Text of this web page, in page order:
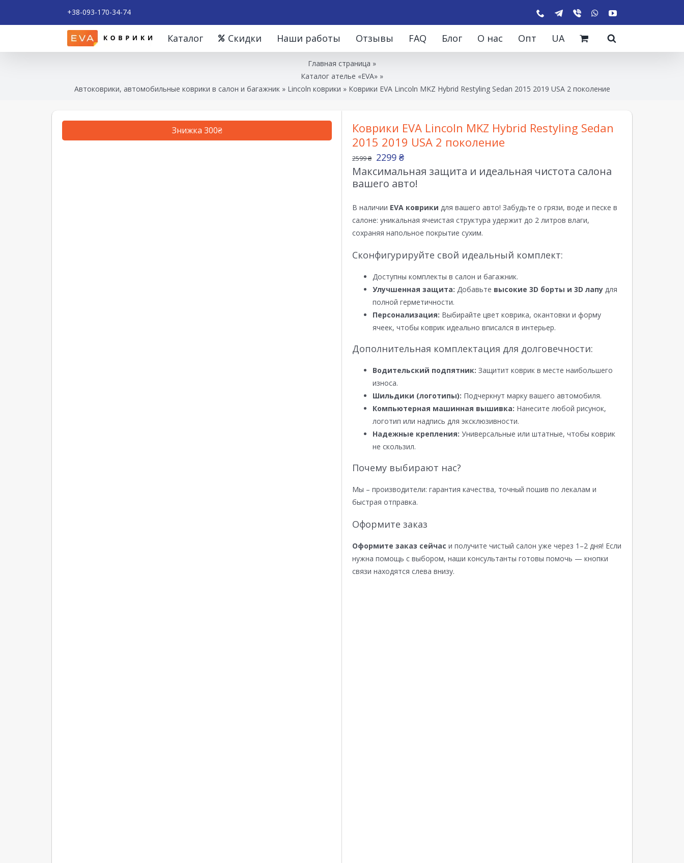
+38-093-170-34-74
Каталог Скидки Наши работы Отзывы FAQ Блог О нас Опт UA
Главная страница »
Каталог ателье «EVA» »
Автоковрики, автомобильные коврики в салон и багажник» Lincoln коврики » Коврики EVA Lincoln MKZ Hybrid Restyling Sedan 2015 2019 USA 2 поколение
Знижка 300₴
Коврики EVA Lincoln MKZ Hybrid Restyling Sedan
2015 2019 USA 2 поколение
2599₴ 2299 ₴
Максимальная защита и идеальная чистота салона
вашего авто!
В наличии EVA коврики для вашего авто! Забудьте о грязи, воде и песке в
салоне: уникальная ячеистая структура удержит до 2 литров влаги,
сохраняя напольное покрытие сухим.
Сконфигурируйте свой идеальный комплект:
Доступны комплекты в салон и багажник.
Улучшенная защита: Добавьте высокие 3D борты и 3D лапу для
полной герметичности.
Персонализация: Выбирайте цвет коврика, окантовки и форму
ячеек, чтобы коврик идеально вписался в интерьер.
Дополнительная комплектация для долговечности:
Водительский подпятник: Защитит коврик в месте наибольшего
износа.
Шильдики (логотипы): Подчеркнут марку вашего автомобиля.
Компьютерная машинная вышивка: Нанесите любой рисунок,
логотип или надпись для эксклюзивности.
Надежные крепления: Универсальные или штатные, чтобы коврик
не скользил.
Почему выбирают нас?
Мы – производители: гарантия качества, точный пошив по лекалам и
быстрая отправка.
Оформите заказ
Оформите заказ сейчас и получите чистый салон уже через 1–2 дня! Если
нужна помощь с выбором, наши консультанты готовы помочь — кнопки
связи находятся слева внизу.